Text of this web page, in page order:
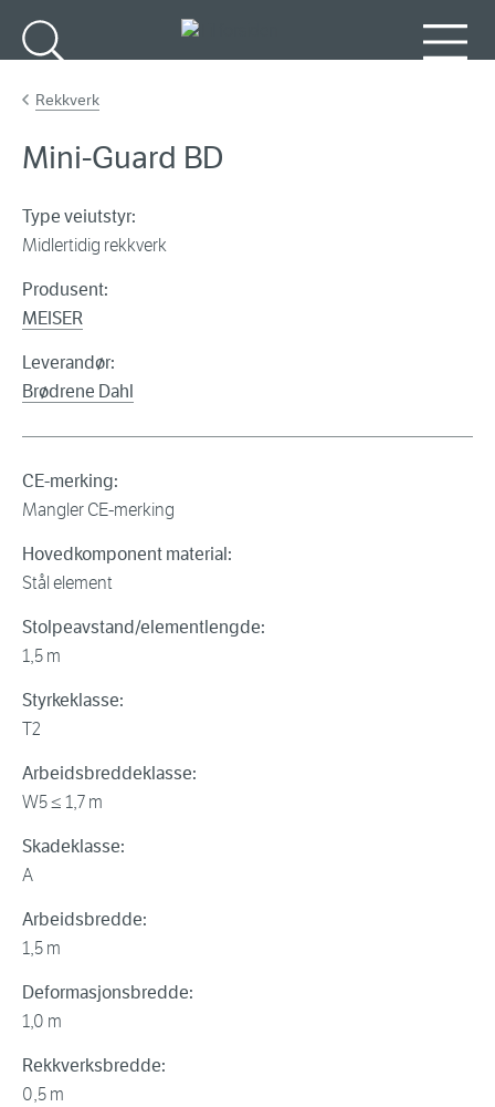
Rekkverk
Mini-Guard BD
Type veiutstyr:
Midlertidig rekkverk
Produsent:
MEISER
Leverandør:
Brødrene Dahl
CE-merking:
Mangler CE-merking
Hovedkomponent material:
Stål element
Stolpeavstand/elementlengde:
1,5 m
Styrkeklasse:
T2
Arbeidsbreddeklasse:
W5 ≤ 1,7 m
Skadeklasse:
A
Arbeidsbredde:
1,5 m
Deformasjonsbredde:
1,0 m
Rekkverksbredde:
0,5 m